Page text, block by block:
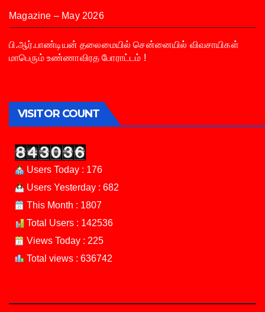
Magazine – May 2026
பி.ஆர்.பாண்டியன் தலைமையில் சென்னையில் விவசாயிகள்
மாபெரும் உண்ணாவிரத போராட்டம் !
VISITOR COUNT
Users Today : 176
Users Yesterday : 682
This Month : 1807
Total Users : 142536
Views Today : 225
Total views : 636742